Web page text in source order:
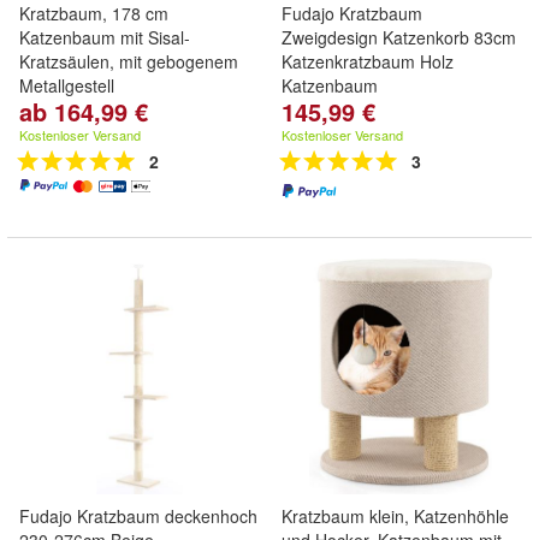
Kratzbaum, 178 cm
Katzenbaum mit Sisal-
Kratzsäulen, mit gebogenem
Metallgestell
ab 164,99 €
Kostenloser Versand
2
Fudajo Kratzbaum
Zweigdesign Katzenkorb 83cm
Katzenkratzbaum Holz
Katzenbaum
145,99 €
Kostenloser Versand
3
Fudajo Kratzbaum deckenhoch
Kratzbaum klein, Katzenhöhle